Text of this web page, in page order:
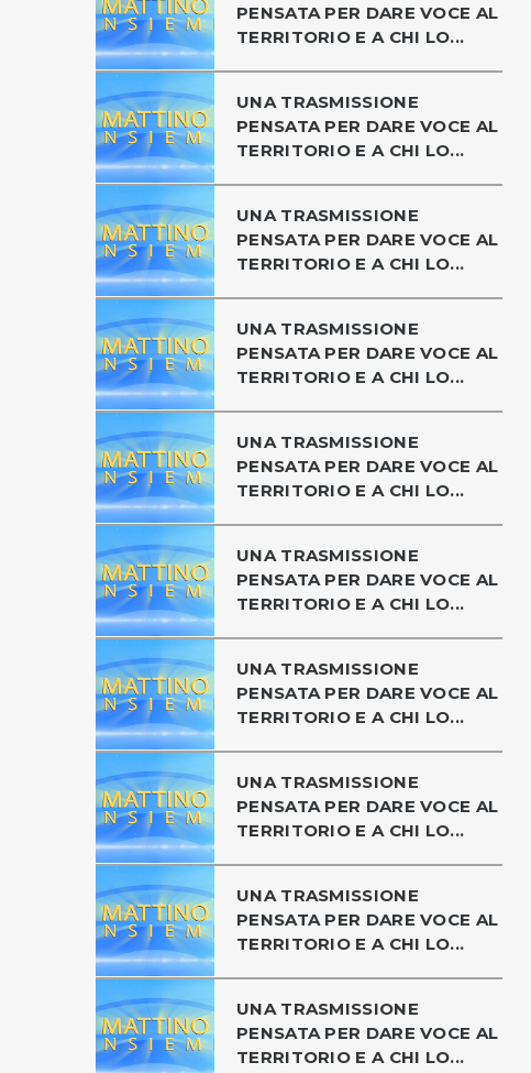
PENSATA PER DARE VOCE AL
TERRITORIO E A CHI LO...
UNA TRASMISSIONE
PENSATA PER DARE VOCE AL
TERRITORIO E A CHI LO...
UNA TRASMISSIONE
PENSATA PER DARE VOCE AL
TERRITORIO E A CHI LO...
UNA TRASMISSIONE
PENSATA PER DARE VOCE AL
TERRITORIO E A CHI LO...
UNA TRASMISSIONE
PENSATA PER DARE VOCE AL
TERRITORIO E A CHI LO...
UNA TRASMISSIONE
PENSATA PER DARE VOCE AL
TERRITORIO E A CHI LO...
UNA TRASMISSIONE
PENSATA PER DARE VOCE AL
TERRITORIO E A CHI LO...
UNA TRASMISSIONE
PENSATA PER DARE VOCE AL
TERRITORIO E A CHI LO...
UNA TRASMISSIONE
PENSATA PER DARE VOCE AL
TERRITORIO E A CHI LO...
UNA TRASMISSIONE
PENSATA PER DARE VOCE AL
TERRITORIO E A CHI LO...